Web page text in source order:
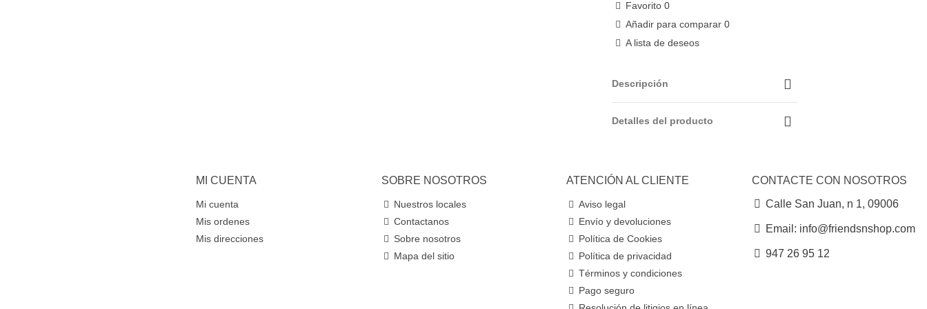
Favorito 0
Añadir para comparar 0
A lista de deseos
Descripción
Detalles del producto
MI CUENTA
Mi cuenta
Mis ordenes
Mis direcciones
SOBRE NOSOTROS
Nuestros locales
Contactanos
Sobre nosotros
Mapa del sitio
ATENCIÓN AL CLIENTE
Aviso legal
Envío y devoluciones
Política de Cookies
Política de privacidad
Términos y condiciones
Pago seguro
CONTACTE CON NOSOTROS
Calle San Juan, n 1, 09006
Email: info@friendsnshop.com
947 26 95 12